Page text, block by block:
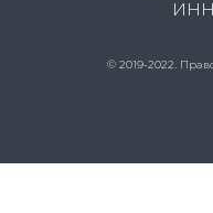
ИНН
© 2019-2022.